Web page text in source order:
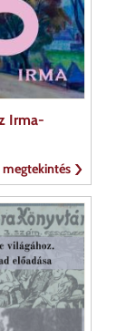
Irma-
megtekintés